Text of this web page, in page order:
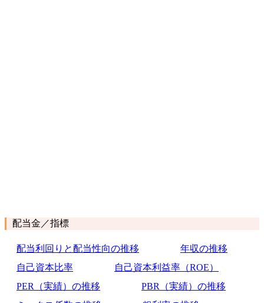
配当金／指標
配当利回りと配当性向の推移
年収の推移
自己資本比率
自己資本利益率（ROE）
PER（実績）の推移
PBR（実績）の推移